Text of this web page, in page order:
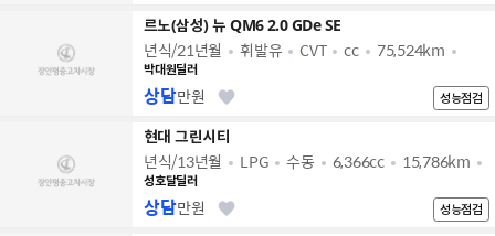
르노(삼성) 뉴 QM6 2.0 GDe SE
년식/21년월 휘발유 CVT cc 75,524km
박대원딜러
성능점검
상담만원
현대 그린시티
년식/13년월 LPG 수동 6,366cc 15,786km
성호달딜러
성능점검
상담만원